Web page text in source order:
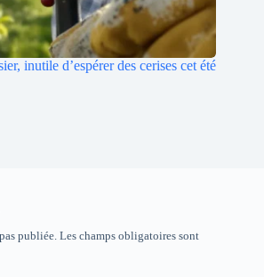
inutile d’espérer des cerises cet été
publiée. Les champs obligatoires sont